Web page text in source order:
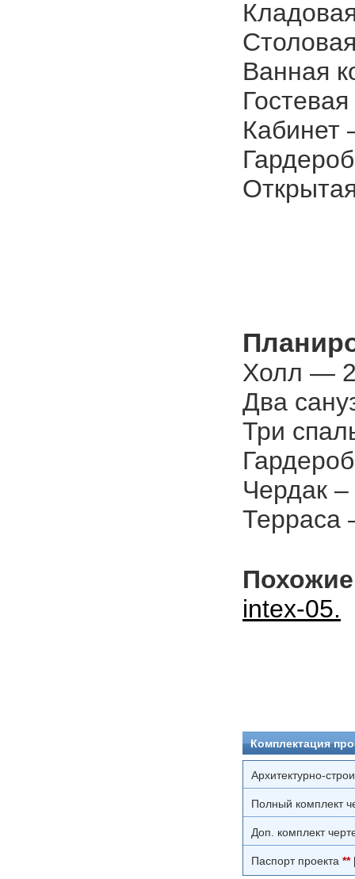
Ванная
Кабинет
Холл —
Два
Три
Чердак
Терраса
intex-05.
Комплектация
Архитектурно-
Полный комплект
Доп. комплект
Паспорт проекта **